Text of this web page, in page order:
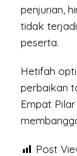
penjurian,
tidak
peserta.
Hetifah
perbaikan
Empat
Post